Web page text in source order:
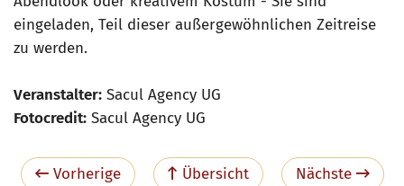
eingeladen, Teil dieser außergewöhnlichen Zeitreise
zu werden.
Veranstalter: Sacul Agency UG
Fotocredit: Sacul Agency UG
Vorherige Übersicht Nächste